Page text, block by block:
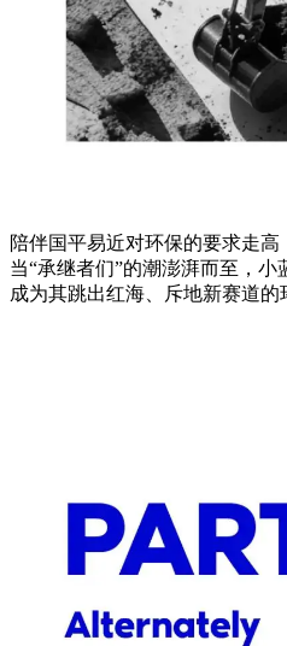
陪伴国平易近对环保的要求走高
当“承继者们”的潮澎湃而至，小
成为其跳出红海、斥地新赛道的